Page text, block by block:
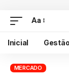
Aa
Inicial Gestão
MERCADO